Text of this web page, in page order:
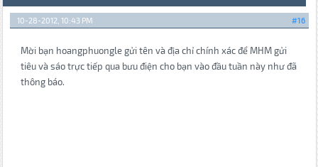
#16
10-28-2012, 10:43 PM
Mời bạn hoangphuongle gửi tên và địa chỉ chính xác để MHM gửi
tiêu và sáo trực tiếp qua bưu điện cho bạn vào đầu tuần này như đã
thông báo.